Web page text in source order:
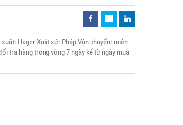
Hager Xuất xứ: Pháp Vận chuyển: miễn
trả hàng trong vòng 7 ngày kể từ ngày mua